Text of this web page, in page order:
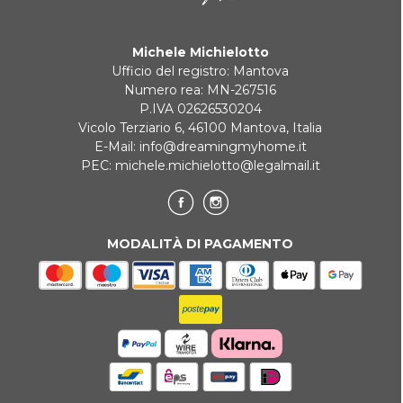
Michele Michielotto
Ufficio del registro: Mantova
Numero rea: MN-267516
P.IVA 02626530204
Vicolo Terziario 6, 46100 Mantova, Italia
E-Mail: info@dreamingmyhome.it
PEC: michele.michielotto@legalmail.it
MODALITÀ DI PAGAMENTO